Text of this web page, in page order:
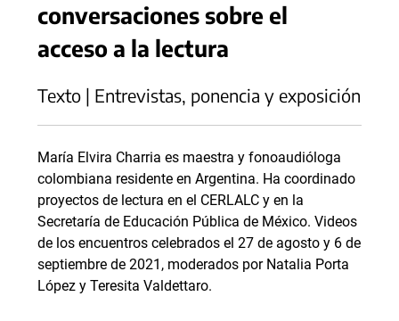
conversaciones sobre el
acceso a la lectura
Texto | Entrevistas, ponencia y exposición
María Elvira Charria es maestra y fonoaudióloga
colombiana residente en Argentina. Ha coordinado
proyectos de lectura en el CERLALC y en la
Secretaría de Educación Pública de México. Videos
de los encuentros celebrados el 27 de agosto y 6 de
septiembre de 2021, moderados por Natalia Porta
López y Teresita Valdettaro.